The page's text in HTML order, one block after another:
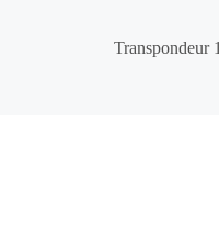
Transpondeur